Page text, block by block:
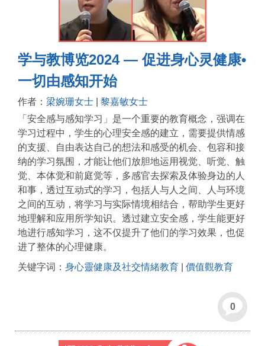
学与教博览2024 — 促进身心灵健康•
一切由感知开始
作者： 梁婉珊女士
黎嘉敏女士
「安全感与感知学习」是一个重要的教育概念，强调在
学习过程中，学生的心理安全感的建立，需要提供情感
的支援、自由表达自己的想法和感受的机会、包容和接
纳的学习氛围，才能让他们放胆地运用视觉、听觉、触
觉、本体觉和前庭觉等，多感官去探索及体验身边的人
和事，透过互动式的学习，包括人与人之间、人与环境
之间的互动，将学习与实际情境相结合，帮助学生更好
地理解和应用所学知识。透过建立安全感，学生能更好
地进行感知学习，这不仅提升了他们的学习效果，也促
进了整体的心理健康。
关键字词： 身心靈健康及社交情緒教育 價值觀教育
0